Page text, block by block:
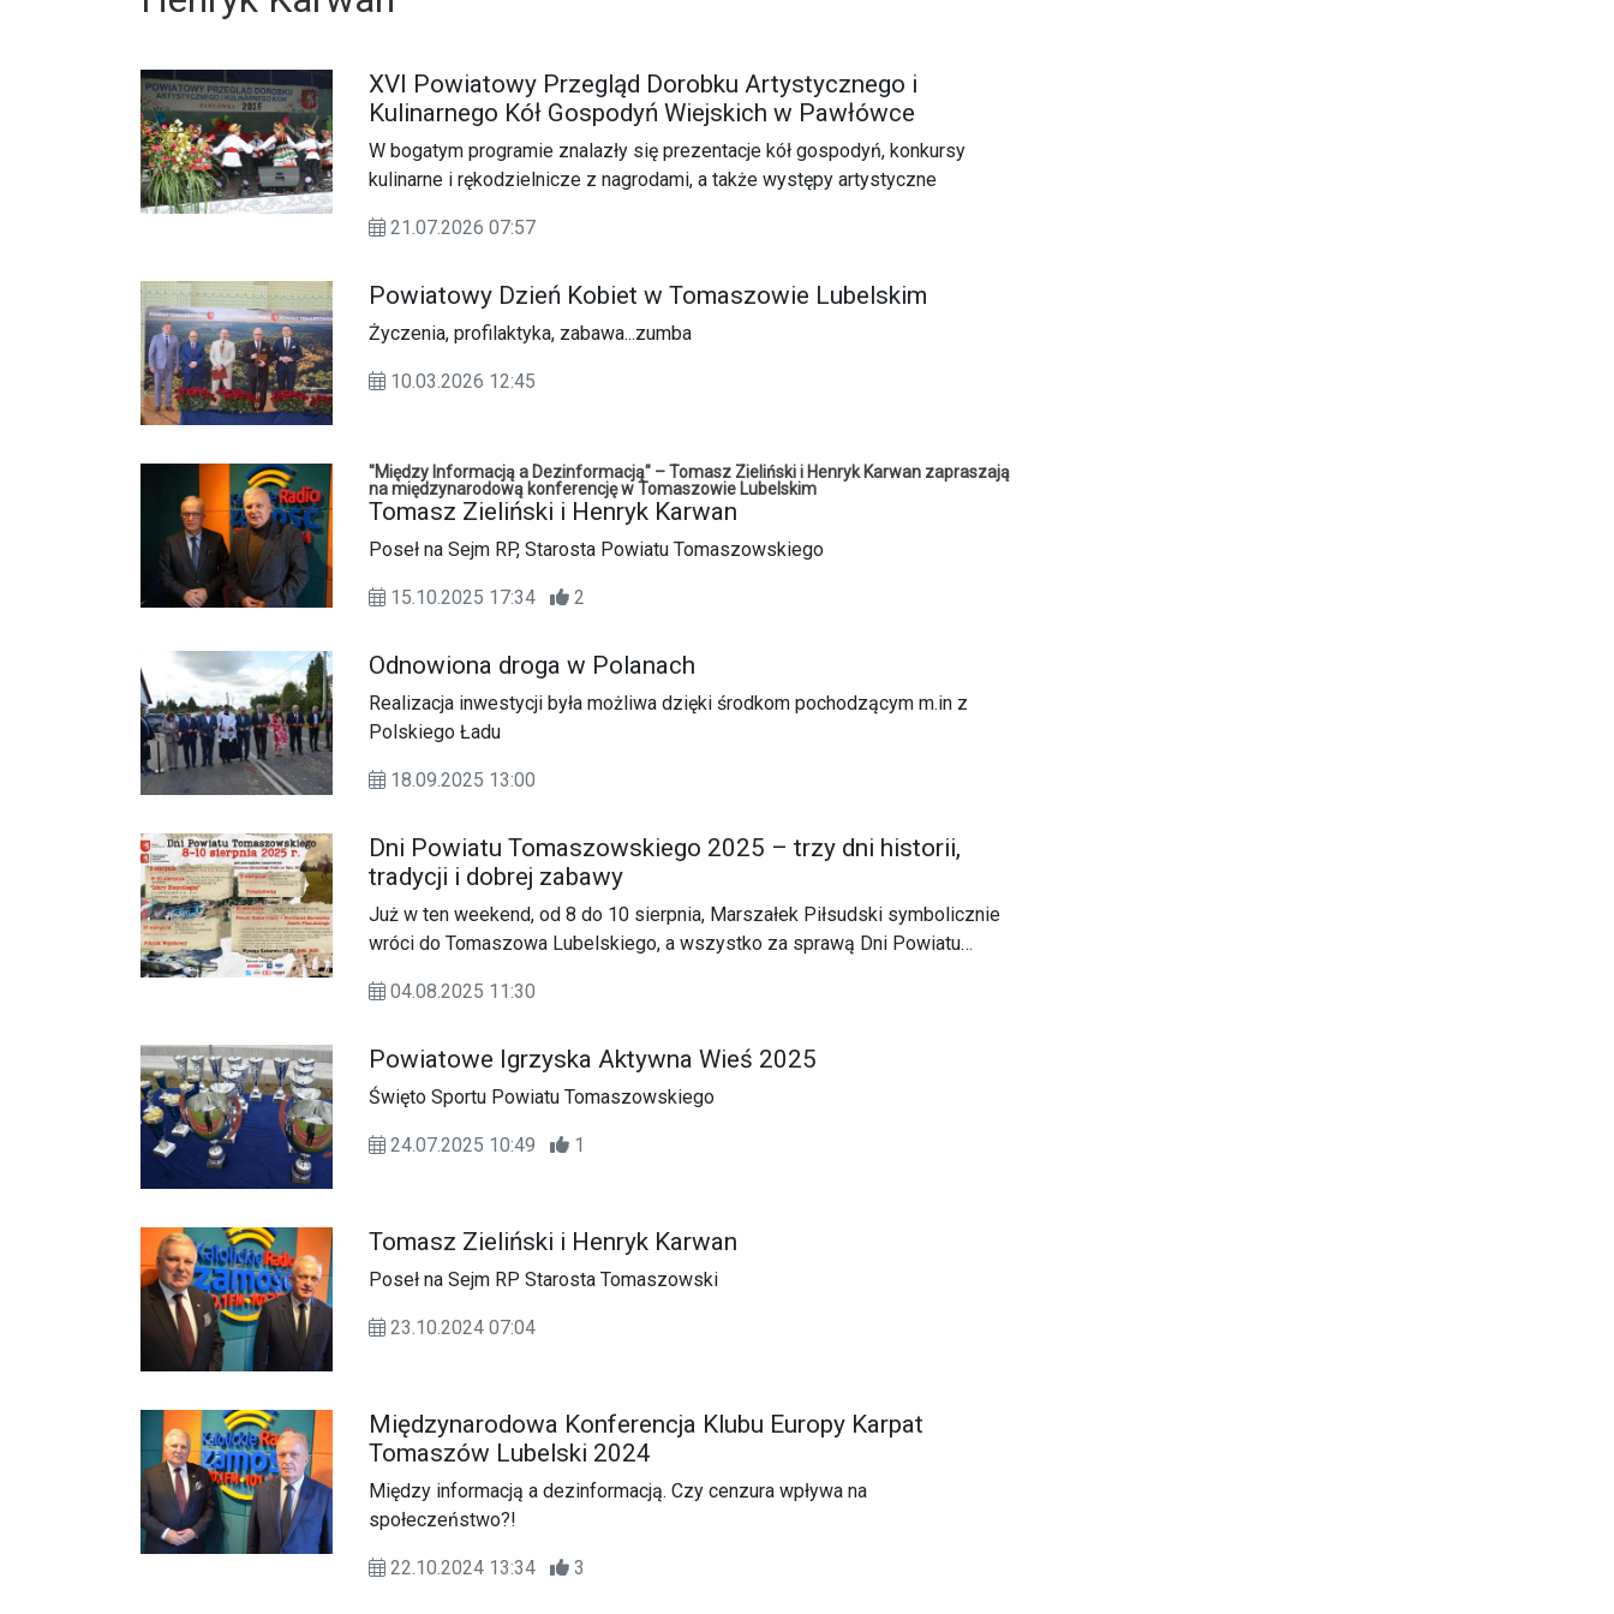
XVI Powiatowy Przegląd Dorobku Artystycznego i
Kulinarnego Kół Gospodyń Wiejskich w Pawłówce
W bogatym programie znalazły się prezentacje kół gospodyń, konkursy
kulinarne i rękodzielnicze z nagrodami, a także występy artystyczne
21.07.2026 07:57
Powiatowy Dzień Kobiet w Tomaszowie Lubelskim
Życzenia, profilaktyka, zabawa...zumba
10.03.2026 12:45
"Między Informacją a Dezinformacją" – Tomasz Zieliński i Henryk Karwan zapraszają
na międzynarodową konferencję w Tomaszowie Lubelskim
Tomasz Zieliński i Henryk Karwan
Poseł na Sejm RP, Starosta Powiatu Tomaszowskiego
15.10.2025 17:34 2
Odnowiona droga w Polanach
Realizacja inwestycji była możliwa dzięki środkom pochodzącym m.in z
Polskiego Ładu
18.09.2025 13:00
Dni Powiatu Tomaszowskiego 2025 – trzy dni historii,
tradycji i dobrej zabawy
Już w ten weekend, od 8 do 10 sierpnia, Marszałek Piłsudski symbolicznie
wróci do Tomaszowa Lubelskiego, a wszystko za sprawą Dni Powiatu
i inscenizacji.
04.08.2025 11:30
Powiatowe Igrzyska Aktywna Wieś 2025
Święto Sportu Powiatu Tomaszowskiego
24.07.2025 10:49 1
Tomasz Zieliński i Henryk Karwan
Poseł na Sejm RP Starosta Tomaszowski
23.10.2024 07:04
Międzynarodowa Konferencja Klubu Europy Karpat
Tomaszów Lubelski 2024
Między informacją a dezinformacją. Czy cenzura wpływa na
społeczeństwo?!
22.10.2024 13:34 3